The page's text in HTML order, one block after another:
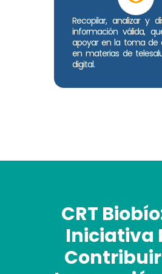
Recopilar, analizar y
información válida,
apoyar en la toma de
en materias de
digital.
CRT
Iniciativa
Contribuir